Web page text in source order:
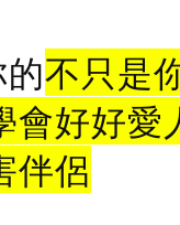
不只是
會好好愛
伴侶